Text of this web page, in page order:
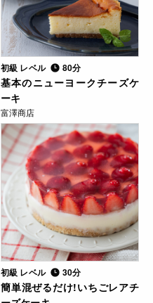
初級 レベル 80分
基本のニューヨークチーズケ
ーキ
富澤商店
初級 レベル 30分
簡単混ぜるだけ!いちごレアチ